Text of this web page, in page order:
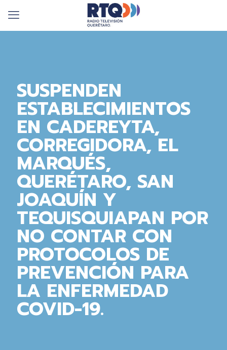
SUSPENDEN
ESTABLECIMIENTOS
EN CADEREYTA,
CORREGIDORA, EL
MARQUÉS,
QUERÉTARO, SAN
JOAQUÍN Y
TEQUISQUIAPAN POR
NO CONTAR CON
PROTOCOLOS DE
PREVENCIÓN PARA
LA ENFERMEDAD
COVID-19.